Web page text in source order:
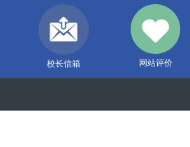
校长信箱 网站评价